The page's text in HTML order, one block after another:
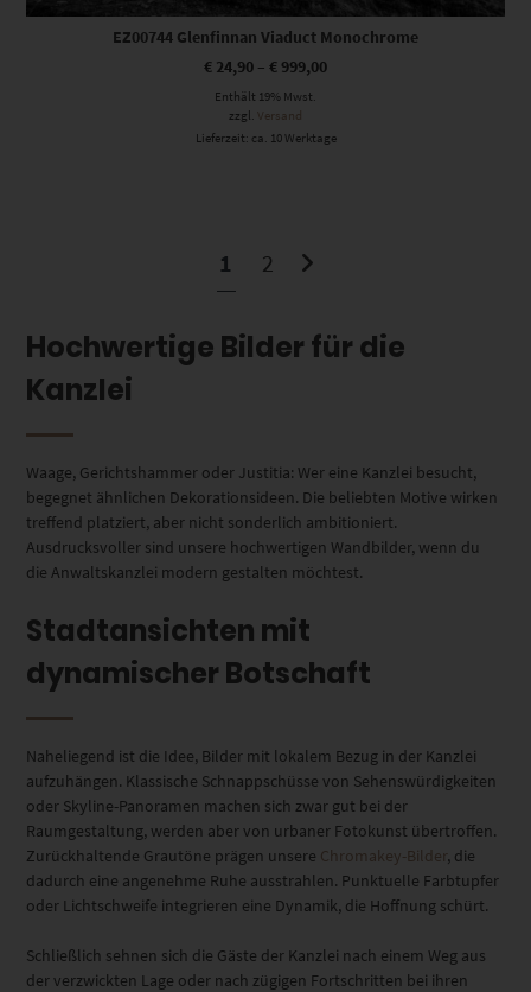
EZ00744 Glenfinnan Viaduct Monochrome
€ 24,90 – € 999,00
Enthält 19% Mwst.
zzgl. Versand
Lieferzeit: ca. 10 Werktage
1 2
Hochwertige Bilder für die
Kanzlei
Waage, Gerichtshammer oder Justitia: Wer eine Kanzlei besucht,
begegnet ähnlichen Dekorationsideen. Die beliebten Motive wirken
treffend platziert, aber nicht sonderlich ambitioniert.
Ausdrucksvoller sind unsere hochwertigen Wandbilder, wenn du
die Anwaltskanzlei modern gestalten möchtest.
Stadtansichten mit
dynamischer Botschaft
Naheliegend ist die Idee, Bilder mit lokalem Bezug in der Kanzlei
aufzuhängen. Klassische Schnappschüsse von Sehenswürdigkeiten
oder Skyline-Panoramen machen sich zwar gut bei der
Raumgestaltung, werden aber von urbaner Fotokunst übertroffen.
Zurückhaltende Grautöne prägen unsere Chromakey-Bilder, die
dadurch eine angenehme Ruhe ausstrahlen. Punktuelle Farbtupfer
oder Lichtschweife integrieren eine Dynamik, die Hoffnung schürt.
Schließlich sehnen sich die Gäste der Kanzlei nach einem Weg aus
der verzwickten Lage oder nach zügigen Fortschritten bei ihren